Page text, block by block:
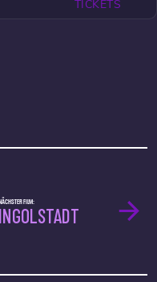
TICKETS
FILM:
INGOLSTADT